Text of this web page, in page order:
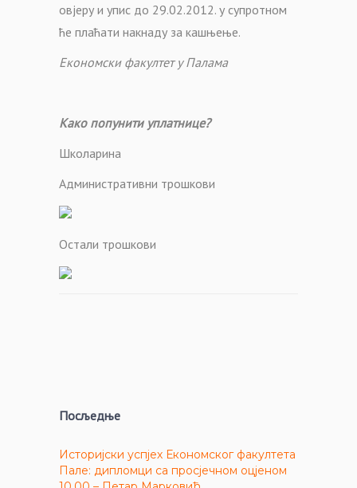
овјеру и упис до 29.02.2012. у супротном
ће плаћати накнаду за кашњење.
Економски факултет у Палама
Како попунити уплатнице?
Школарина
Административни трошкови
Остали трошкови
Посљедње
Историјски успјех Економског факултета
Пале: дипломци са просјечном оцјеном